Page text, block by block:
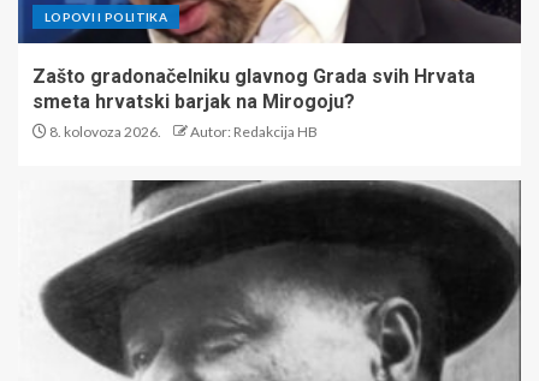
LOPOVI I POLITIKA
Zašto gradonačelniku glavnog Grada svih Hrvata
smeta hrvatski barjak na Mirogoju?
8. kolovoza 2026. Autor: Redakcija HB